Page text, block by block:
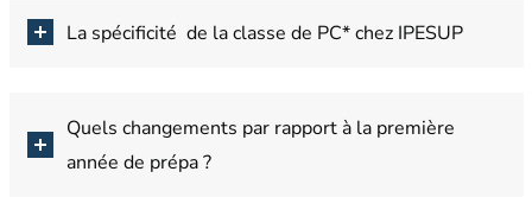
La spécificité de la classe de PC* chez IPESUP
Quels changements par rapport à la première
année de prépa ?